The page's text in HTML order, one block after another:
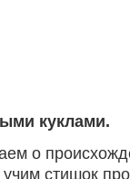
куклами.
о
сти­шок